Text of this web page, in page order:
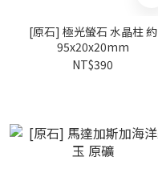
[原石] 極光螢石 水晶柱 約
95x20x20mm
NT$390